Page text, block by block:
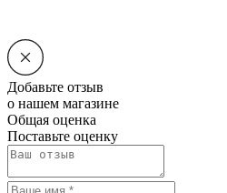
Добавьте отзыв
о нашем магазине
Общая оценка
Поставьте оценку